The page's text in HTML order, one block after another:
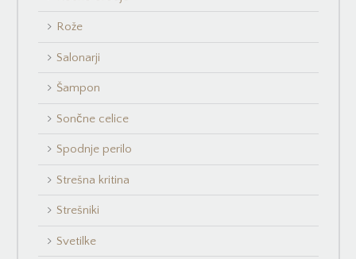
Rože
Salonarji
Šampon
Sončne celice
Spodnje perilo
Strešna kritina
Strešniki
Svetilke